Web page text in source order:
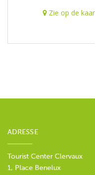
Zie op de
ADRESSE
Tourist Center Clervaux
1, Place Benelux